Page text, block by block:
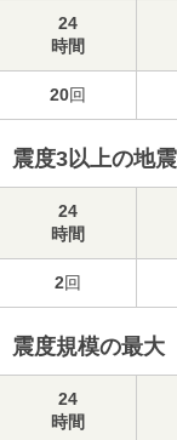
24
時間
20回
震度3以上の地
24
時間
2回
震度規模の最大
24
時間